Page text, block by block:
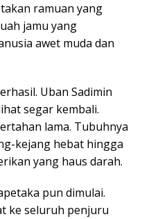
ramuan yang
jamu yang
awet muda dan
Uban Sadimin
segar kembali.
lama. Tubuhnya
kejang hebat hingga
yang haus darah.
pun dimulai.
ke seluruh penjuru